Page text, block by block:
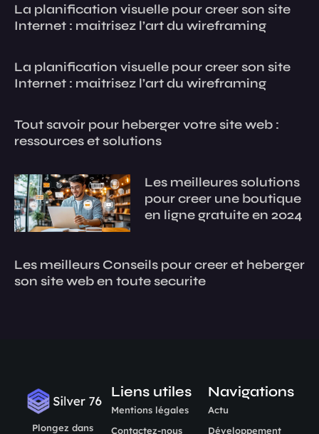
La planification visuelle pour creer son site
Internet : maitrisez l’art du wireframing
La planification visuelle pour creer son site
Internet : maitrisez l’art du wireframing
Tout savoir pour heberger votre site web :
ressources et solutions
Les meilleures solutions
pour creer une boutique
en ligne gratuite en 2024
Les meilleurs Conseils pour creer et heberger
son site web en toute securite
Plongez dans
Liens utiles
Mentions légales
Contactez-nous
Navigations
Actu
Développement